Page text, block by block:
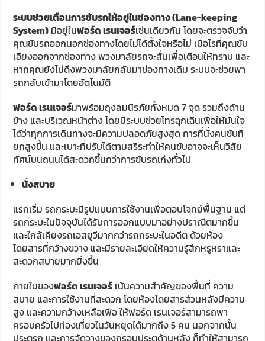
ระบบช่วยเตือนการขับรถให้อยู่ในช่องทาง (Lane-keeping
System) มีอยู่ในฟอร์ด เรนเจอร์เช่นเดียวกัน โดยจะตรวจจับว่า
คุณขับรถออกนอกช่องทางโดยไม่ได้ตั้งใจหรือไม่ เมื่อไรที่คุณขับ
เอียงออกจากช่องทาง พวงมาลัยรถจะสั่นเพื่อเตือนให้ทราบ และ
หากคุณยังไม่ดึงพวงมาลัยกลับมาช่องทางเดิม ระบบจะช่วยพา
รถกลับเข้ามาโดยอัตโนมัติ
ฟอร์ด เรนเจอร์มาพร้อมถุงลมนิรภัยทั้งหมด 7 จุด รวมถึงด้าน
ข้าง และบริเวณหน้าต่าง โดยมีระบบช่วยโทรฉุกเฉินเพื่อให้มั่นใจ
ได้ว่าทุกการเดินทางจะมีความปลอดภัยสูงสุด การที่นั่งคนขับที่
ยกสูงขึ้น และเบาะที่ปรับได้ตามสรีระทำให้คนขับอาจจะเห็นวิสัย
ทัศน์บนถนนได้สะดวกขึ้นกว่าการขับรถเก๋งทั่วไป
นั่งสบาย
แรกเริ่ม รถกระบะมีรูปแบบการใช้งานเพื่อตอบโจทย์พื้นฐาน แต่
รถกระบะในปัจจุบันได้รับการออกแบบมาอย่างปราณีตมากขึ้น
และใกล้เคียงรถเอสยูวีมากกว่ารถกระบะในอดีต ด้วยห้อง
โดยสารที่กว้างขวาง และมีรายละเอียดให้ความรู้สึกหรูหราและ
สะดวกสบายมากยิ่งขึ้น
ภายในของฟอร์ด เรนเจอร์ เน้นความสำคัญของพื้นที่ ความ
สบาย และการใช้งานที่สะดวก โดยห้องโดยสารส่วนหลังมีความ
สูง และความกว้างเหลือเฟือ ให้ฟอร์ด เรนเจอร์สามารถพา
ครอบครัวไปท่องเที่ยวในวันหยุดได้มากถึง 5 คน นอกจากนั้น
ประตูรถ และการจัดวางของกรอบประตูด้านหลัง ก็ทำให้สามารถ